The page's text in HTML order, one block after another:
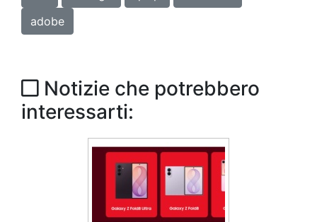
adobe
Notizie che potrebbero
interessarti: